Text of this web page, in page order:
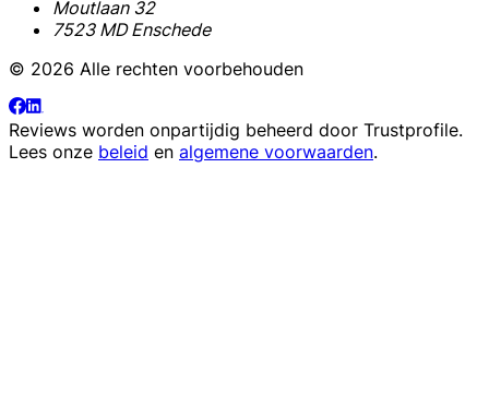
Moutlaan 32
7523 MD Enschede
© 2026 Alle rechten voorbehouden
Reviews worden onpartijdig beheerd door Trustprofile.
Lees onze beleid en algemene voorwaarden.